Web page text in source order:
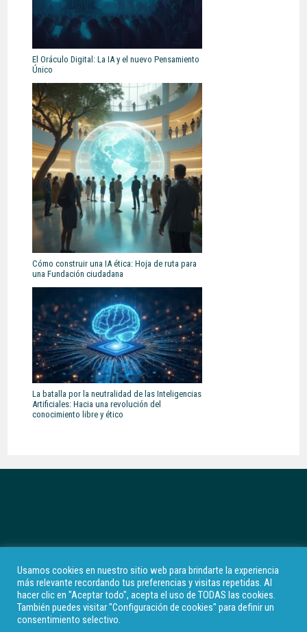
El Oráculo Digital: La IA y el nuevo Pensamiento
Único
Cómo construir una IA ética: Hoja de ruta para
una Fundación ciudadana
La batalla por la neutralidad de las Inteligencias
Artificiales: Hacia una revolución del
conocimiento libre y ético
Aviso legal Política de privacidad
Cookie Policy
Quiénes somos
Usamos cookies en nuestro sitio web para brindarte la experiencia
más relevante recordando tus preferencias y visitas repetidas. Al
hacer clic en "Aceptar todo", acepta el uso de TODAS las cookies.
También puedes visitar "Configuración de cookies" para definir un
consentimiento selectivo.